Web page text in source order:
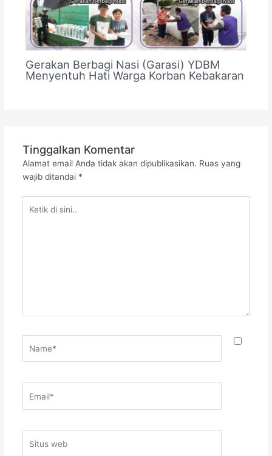
Gerakan Berbagi Nasi (Garasi) YDBM
Menyentuh Hati Warga Korban Kebakaran
Tinggalkan Komentar
Alamat email Anda tidak akan dipublikasikan. Ruas yang
wajib ditandai *
web